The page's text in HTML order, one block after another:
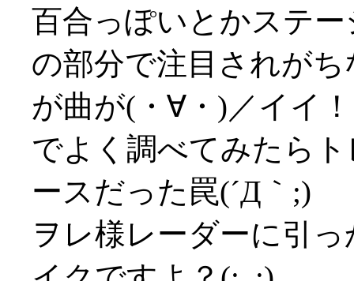
百合っぽいとかステ
の部分で注目されが
が曲が(・∀・)／イイ
でよく調べてみたら
ースだった罠(´Д｀;)
ヲレ様レーダーに引